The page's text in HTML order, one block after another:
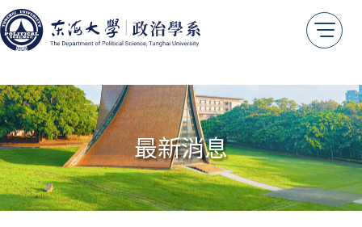
最新消息